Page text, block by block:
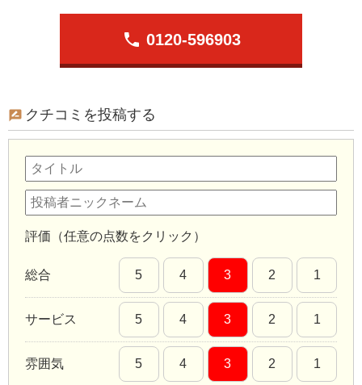
phone 0120-596903
クチコミを投稿する
評価（任意の点数をクリック）
総合 5 4 3 2 1
サービス 5 4 3 2 1
雰囲気 5 4 3 2 1